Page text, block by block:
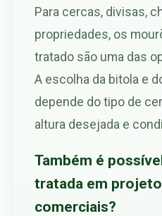
Para cercas, divisas,
propriedades, os
tratado são uma das
A escolha da bitola e
depende do tipo de
altura desejada e
Também é
tratada em
comerciais?